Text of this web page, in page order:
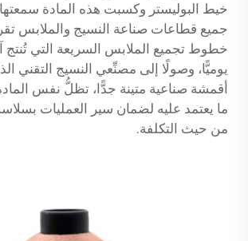
خيط البوليستر وكسبت هذه المادة
جميع قطاعات صناعة النسيج والملابس
خطوط تجميع الملابس السريعة التي تُنتج
يوميًّا، وصولًا إلى مصنِّعي النسيج التقني
أقمشة صناعية متينة جدًّا، تظلُّ نفس
ما يعتمد عليه لضمان سير العمليات
من حيث التكلفة.